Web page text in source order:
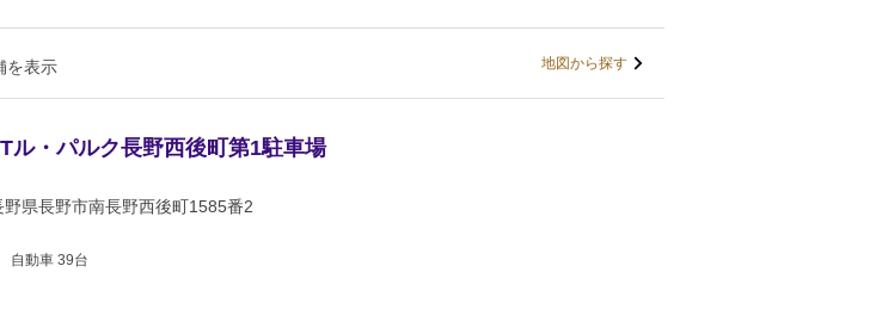
を表示 地図から探す
ル・パルク長野西後町第1駐車場
野県長野市南長野西後町1585番2
自動車 39台